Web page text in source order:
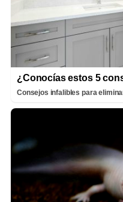
¿Conocías estos 5
Consejos infalibles para